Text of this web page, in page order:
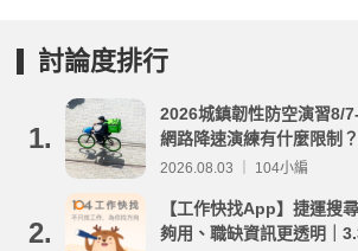
討論度排行
1.
2026城鎮韌性防空演習8/
網路降速演練有什麼限制
事項整理
2026.08.03 ｜ 104小編
2.
【工作快找App】捷運搜
夠用、職缺資訊更透明｜